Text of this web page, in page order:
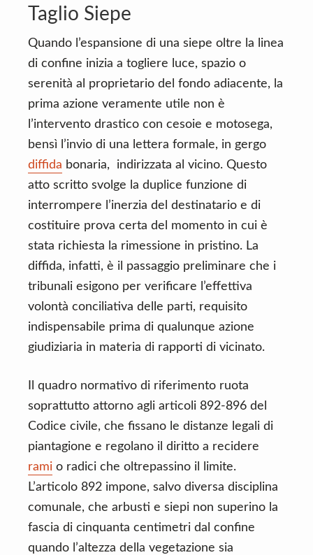
Taglio Siepe
Quando l’espansione di una siepe oltre la linea
di confine inizia a togliere luce, spazio o
serenità al proprietario del fondo adiacente, la
prima azione veramente utile non è
l’intervento drastico con cesoie e motosega,
bensì l’invio di una lettera formale, in gergo
diffida bonaria, indirizzata al vicino. Questo
atto scritto svolge la duplice funzione di
interrompere l’inerzia del destinatario e di
costituire prova certa del momento in cui è
stata richiesta la rimessione in pristino. La
diffida, infatti, è il passaggio preliminare che i
tribunali esigono per verificare l’effettiva
volontà conciliativa delle parti, requisito
indispensabile prima di qualunque azione
giudiziaria in materia di rapporti di vicinato.
Il quadro normativo di riferimento ruota
soprattutto attorno agli articoli 892-896 del
Codice civile, che fissano le distanze legali di
piantagione e regolano il diritto a recidere
rami o radici che oltrepassino il limite.
L’articolo 892 impone, salvo diversa disciplina
comunale, che arbusti e siepi non superino la
fascia di cinquanta centimetri dal confine
quando l’altezza della vegetazione sia